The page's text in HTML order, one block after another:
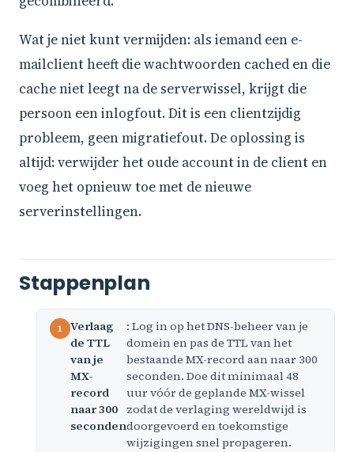
Wat je niet kunt vermijden: als iemand een e-
mailclient heeft die wachtwoorden cached en die
cache niet leegt na de serverwissel, krijgt die
persoon een inlogfout. Dit is een clientzijdig
probleem, geen migratiefout. De oplossing is
altijd: verwijder het oude account in de client en
voeg het opnieuw toe met de nieuwe
serverinstellingen.
Stappenplan
Verlaag
de TTL
van je
MX-
record
naar 300
seconden
: Log in op het DNS-beheer van je
domein en pas de TTL van het
bestaande MX-record aan naar 300
seconden. Doe dit minimaal 48
uur vóór de geplande MX-wissel
zodat de verlaging wereldwijd is
doorgevoerd en toekomstige
wijzigingen snel propageren.